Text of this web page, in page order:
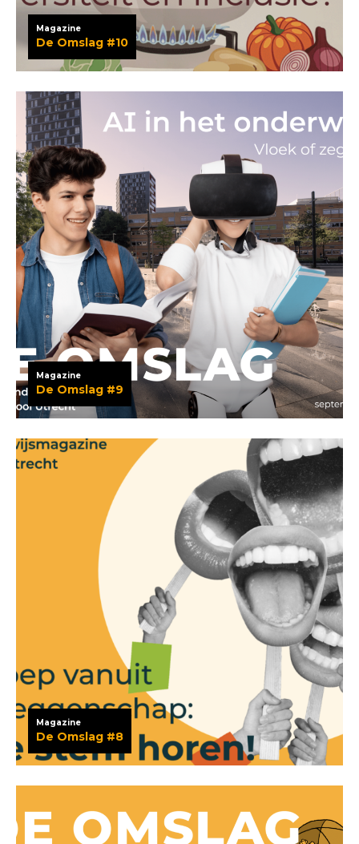
Magazine
De Omslag #10
Magazine
De Omslag #9
Magazine
De Omslag #8